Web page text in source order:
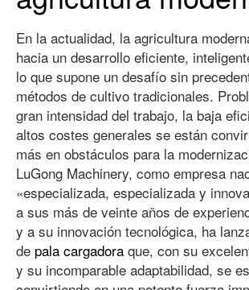
En la actualidad, la agricultura
hacia un desarrollo eficiente,
lo que supone un desafío sin
métodos de cultivo tradicionales.
gran intensidad del trabajo, la baja
altos costes generales se están
más en obstáculos para la
LuGong Machinery, como empresa
«especializada, especializada y
a sus más de veinte años de
y a su innovación tecnológica, ha
de pala cargadora que, con su
y su incomparable adaptabilidad, se